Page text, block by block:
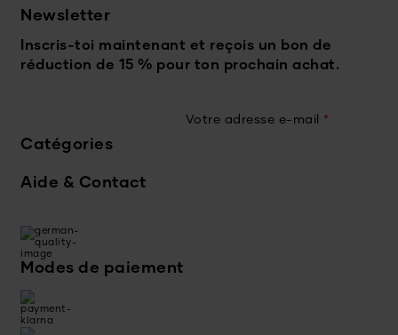
Newsletter
Inscris-toi maintenant et reçois un bon de
réduction de 15 % pour ton prochain achat.
Votre adresse e-mail *
Catégories
Aide & Contact
Modes de paiement